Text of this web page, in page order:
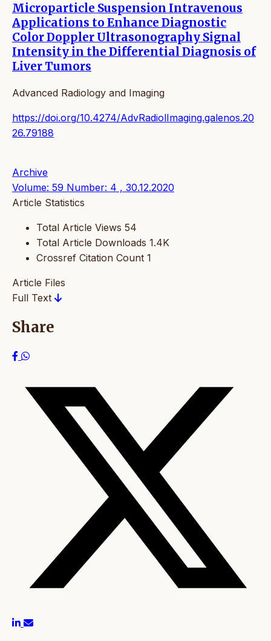
Microparticle Suspension Intravenous
Applications to Enhance Diagnostic
Color Doppler Ultrasonography Signal
Intensity in the Differential Diagnosis of
Liver Tumors
Advanced Radiology and Imaging
https://doi.org/10.4274/AdvRadiolImaging.galenos.20
26.79188
Archive
Volume: 59 Number: 4 , 30.12.2020
Article Statistics
Total Article Views 54
Total Article Downloads 1.4K
Crossref Citation Count 1
Article Files
Full Text
Share